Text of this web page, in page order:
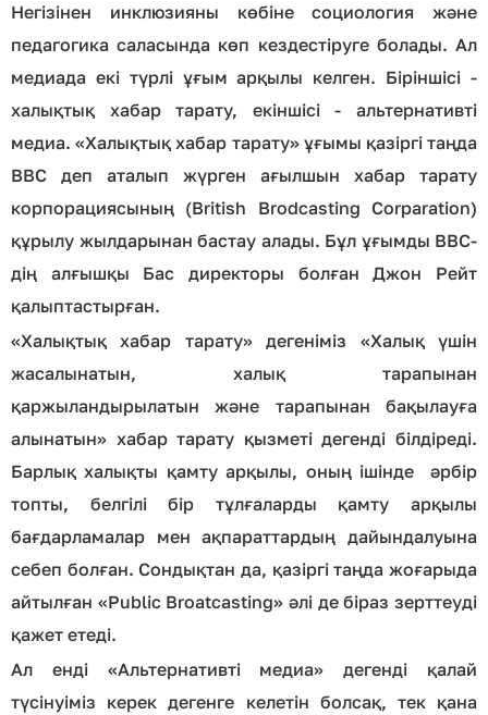
Негізінен инклюзияны көбіне социология және
педагогика саласында көп кездестіруге болады. Ал
медиада екі түрлі ұғым арқылы келген. Біріншісі -
халықтық хабар тарату, екіншісі - альтернативті
медиа. «Халықтық хабар тарату» ұғымы қазіргі таңда
ВВС деп аталып жүрген ағылшын хабар тарату
корпорациясының (British Brodcasting Corparation)
құрылу жылдарынан бастау алады. Бұл ұғымды ВВС-
дің алғышқы Бас директоры болған Джон Рейт
қалыптастырған.
«Халықтық хабар тарату» дегеніміз «Халық үшін
жасалынатын, халық тарапынан
қаржыландырылатын және тарапынан бақылауға
алынатын» хабар тарату қызметі дегенді білдіреді.
Барлық халықты қамту арқылы, оның ішінде әрбір
топты, белгілі бір тұлғаларды қамту арқылы
бағдарламалар мен ақпараттардың дайындалуына
себеп болған. Сондықтан да, қазіргі таңда жоғарыда
айтылған «Public Broatcasting» әлі де біраз зерттеуді
қажет етеді.
Ал енді «Альтернативті медиа» дегенді қалай
түсінуіміз керек дегенге келетін болсақ, тек қана